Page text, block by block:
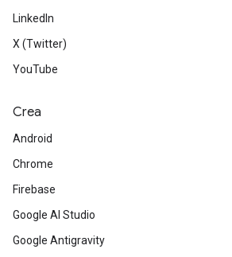
LinkedIn
X (Twitter)
YouTube
Crea
Android
Chrome
Firebase
Google AI Studio
Google Antigravity